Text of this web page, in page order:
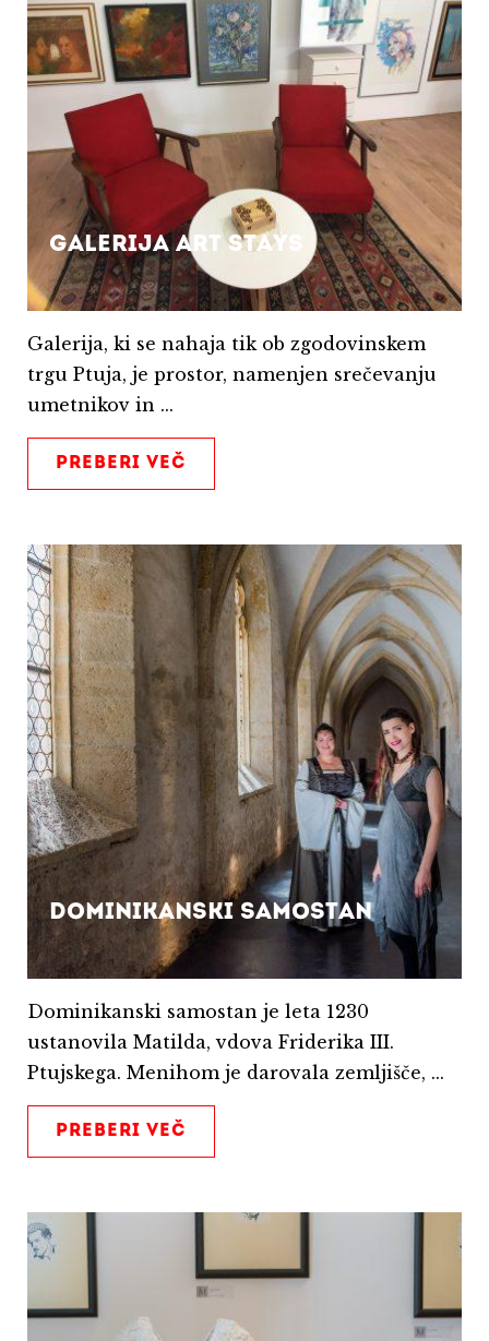
Galerija Art Stays
Galerija, ki se nahaja tik ob zgodovinskem
trgu Ptuja, je prostor, namenjen srečevanju
umetnikov in ...
PREBERI VEČ
Dominikanski samostan
Dominikanski samostan je leta 1230
ustanovila Matilda, vdova Friderika III.
Ptujskega. Menihom je darovala zemljišče, ...
PREBERI VEČ